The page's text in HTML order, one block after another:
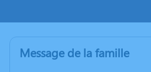
Message de la famille